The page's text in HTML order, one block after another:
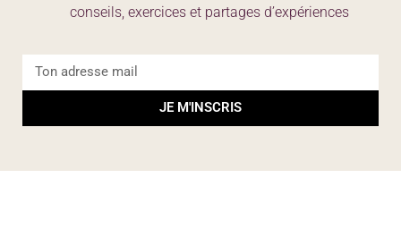
conseils, exercices et partages d’expériences
JE M'INSCRIS